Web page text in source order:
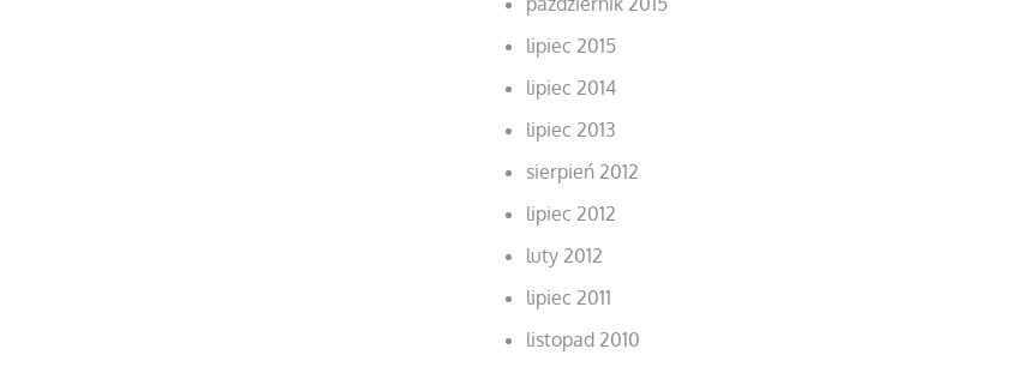
lipiec 2015
lipiec 2014
lipiec 2013
sierpień 2012
lipiec 2012
luty 2012
lipiec 2011
listopad 2010